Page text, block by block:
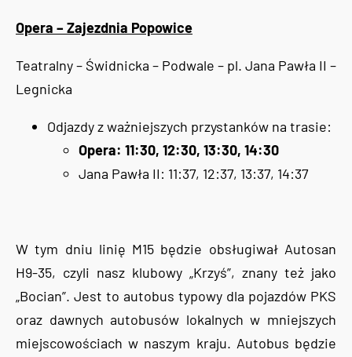
Opera – Zajezdnia Popowice
Teatralny – Świdnicka – Podwale – pl. Jana Pawła II –
Legnicka
Odjazdy z ważniejszych przystanków na trasie:
Opera: 11:30, 12:30, 13:30, 14:30
Jana Pawła II: 11:37, 12:37, 13:37, 14:37
W tym dniu linię M15 będzie obsługiwał Autosan
H9-35, czyli nasz klubowy „Krzyś”, znany też jako
„Bocian”. Jest to autobus typowy dla pojazdów PKS
oraz dawnych autobusów lokalnych w mniejszych
miejscowościach w naszym kraju. Autobus będzie